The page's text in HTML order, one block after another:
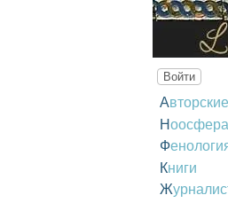
Войти
Ноосфера
Книги